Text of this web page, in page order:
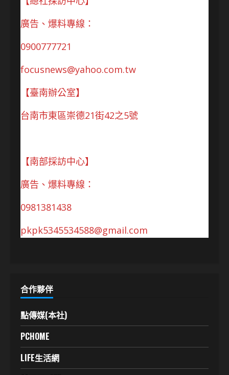
廣告、爆料專線：
0900777721
focusnews@yahoo.com.tw
【臺南辦公室】
台南市東區崇德21街42之5號
【南部採訪中心】
廣告、爆料專線：
0981381438
pkpk5345534588@gmail.com
合作夥伴
點傳媒(本社)
PCHOME
LIFE生活網